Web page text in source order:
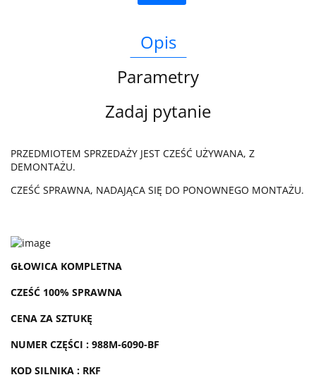
Opis
Parametry
Zadaj pytanie
PRZEDMIOTEM SPRZEDAŻY JEST CZEŚĆ UŻYWANA, Z
DEMONTAŻU.
CZEŚĆ SPRAWNA, NADAJĄCA SIĘ DO PONOWNEGO MONTAŻU.
GŁOWICA KOMPLETNA
CZEŚĆ 100% SPRAWNA
CENA ZA SZTUKĘ
NUMER CZĘŚCI : 988M-6090-BF
KOD SILNIKA : RKF